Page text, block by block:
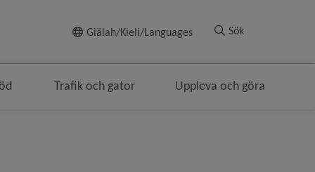
Giälah/Kieli/Languages Sök
Trafik och gator Uppleva och göra